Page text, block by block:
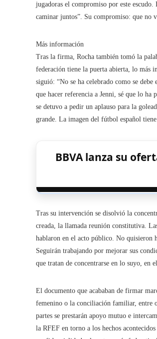
jugadoras el compromiso por este
caminar juntos”. Su compromiso: que no
Más información
Tras la firma, Rocha también tomó la
federación tiene la puerta abierta, lo más
siguió: “No se ha celebrado como se
que hacer referencia a Jenni, sé que lo ha
se detuvo a pedir un aplauso para la
grande. La imagen del fútbol español
BBVA lanza su
Tras su intervención se disolvió la
creada, la llamada reunión constitutiva.
hablaron en el acto público. No quisieron
Seguirán trabajando por mejorar sus
que tratan de concentrarse en lo suyo, en
El documento que acababan de firmar
femenino o la conciliación familiar, entre
partes se prestarán apoyo mutuo e
la RFEF en torno a los hechos